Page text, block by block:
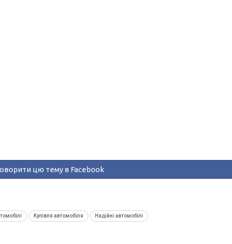
цю тему в Facebook
Купівля автомобіля Надійні автомобілі